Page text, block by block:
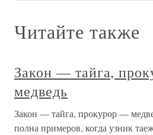
Читайте также
Закон — тайга,
медведь
Закон — тайга, прокурор —
полна примеров, когда узник